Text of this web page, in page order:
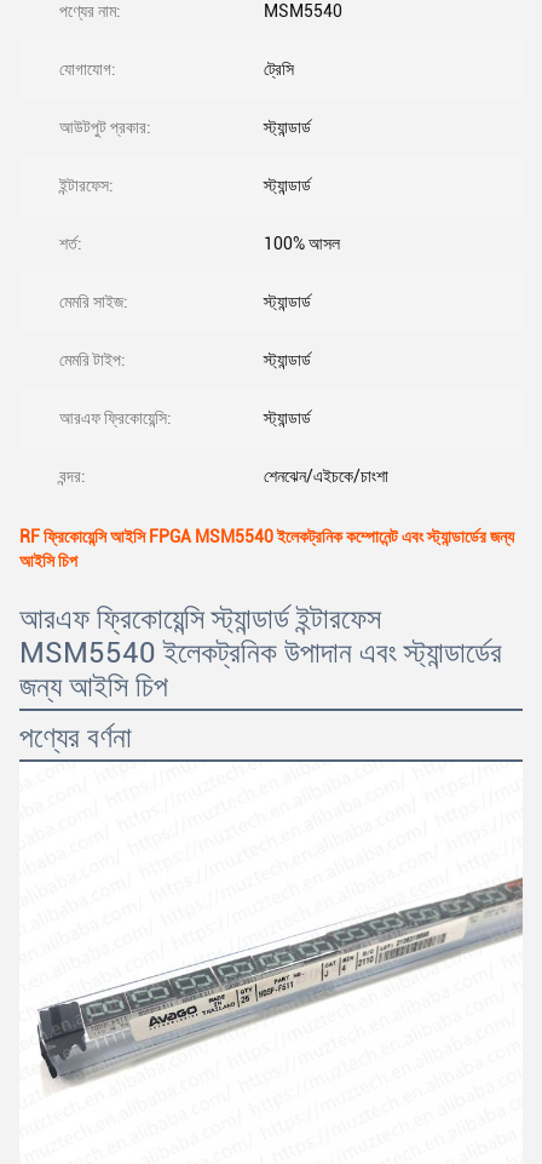
পণ্যের নাম: MSM5540
যোগাযোগ: ট্রেসি
আউটপুট প্রকার: স্ট্যান্ডার্ড
ইন্টারফেস: স্ট্যান্ডার্ড
শর্ত: 100% আসল
মেমরি সাইজ: স্ট্যান্ডার্ড
মেমরি টাইপ: স্ট্যান্ডার্ড
আরএফ ফ্রিকোয়েন্সি: স্ট্যান্ডার্ড
বন্দর: শেনঝেন/এইচকে/চাংশা
RF ফ্রিকোয়েন্সি আইসি FPGA MSM5540 ইলেকট্রনিক কম্পোনেন্ট এবং স্ট্যান্ডার্ডের জন্য
আইসি চিপ
আরএফ ফ্রিকোয়েন্সি স্ট্যান্ডার্ড ইন্টারফেস
MSM5540 ইলেকট্রনিক উপাদান এবং স্ট্যান্ডার্ডের
জন্য আইসি চিপ
পণ্যের বর্ণনা